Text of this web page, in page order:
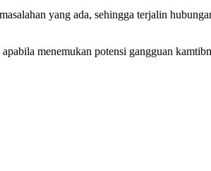
yang ada, sehingga terjalin
menemukan potensi gangguan